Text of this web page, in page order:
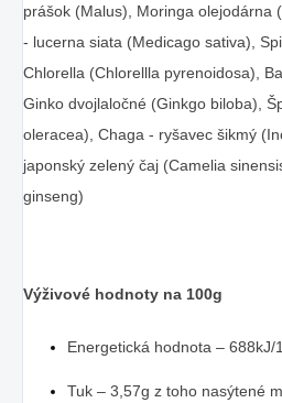
prášok (Malus), Moringa olejodárna
- lucerna siata (Medicago sativa),
Chlorella (Chlorellla pyrenoidosa),
Ginko dvojlaločné (Ginkgo biloba),
oleracea), Chaga - ryšavec šikmý
japonský zelený čaj (Camelia
ginseng)
Výživové hodnoty na 100g
Energetická hodnota – 688kJ/
Tuk – 3,57g z toho nasýtené